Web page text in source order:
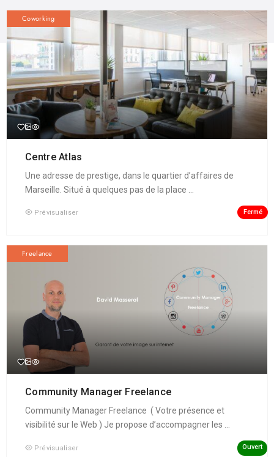
Coworking
Centre Atlas
Une adresse de prestige, dans le quartier d’affaires de
Marseille. Situé à quelques pas de la place ...
Prévisualiser Fermé
Freelance
Community Manager Freelance
Community Manager Freelance ( Votre présence et
visibilité sur le Web ) Je propose d’accompagner les ...
Prévisualiser Ouvert